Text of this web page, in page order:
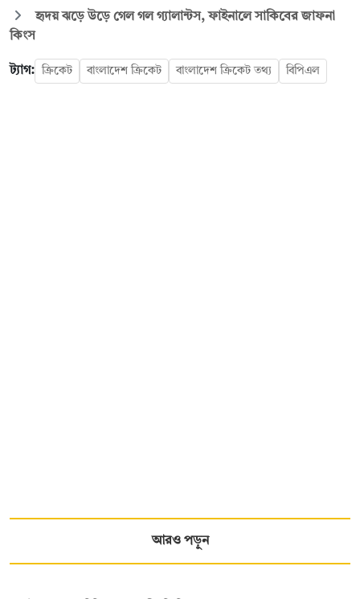
হৃদয় ঝড়ে উড়ে গেল গল গ্যালান্টস, ফাইনালে সাকিবের জাফনা
কিংস
ট্যাগ: ক্রিকেট বাংলাদেশ ক্রিকেট বাংলাদেশ ক্রিকেট তথ্য বিপিএল
আরও পড়ুন